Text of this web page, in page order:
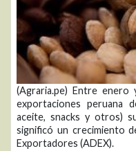
(Agraria.pe) Entre
exportaciones peruana
aceite, snacks y otros)
significó un crecimiento
Exportadores (ADEX).